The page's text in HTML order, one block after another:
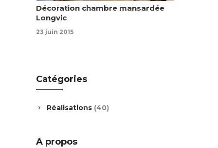
Décoration chambre mansardée
Longvic
23 juin 2015
Catégories
Réalisations (40)
A propos